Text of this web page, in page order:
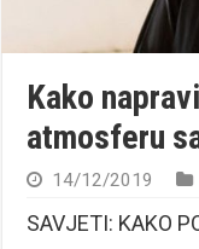
Kako
atmosferu
14/12/2019
SAVJETI: KAKO